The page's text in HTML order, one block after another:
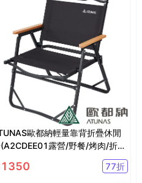
歐都納輕量靠背折疊休閒
露營/野餐/烤肉/折
1350 77折